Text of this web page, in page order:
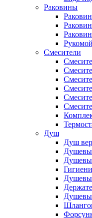
Раковины
Смесители
Душ
Душ